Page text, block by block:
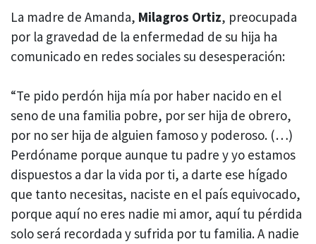
La madre de Amanda, Milagros Ortiz, preocupada
por la gravedad de la enfermedad de su hija ha
comunicado en redes sociales su desesperación:
“Te pido perdón hija mía por haber nacido en el
seno de una familia pobre, por ser hija de obrero,
por no ser hija de alguien famoso y poderoso. (…)
Perdóname porque aunque tu padre y yo estamos
dispuestos a dar la vida por ti, a darte ese hígado
que tanto necesitas, naciste en el país equivocado,
porque aquí no eres nadie mi amor, aquí tu pérdida
solo será recordada y sufrida por tu familia. A nadie